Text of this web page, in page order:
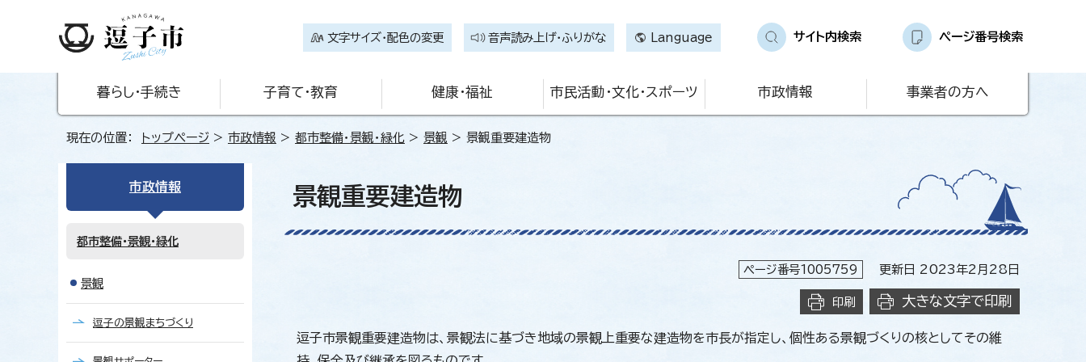
文字サイズ・配色の変更 音声読み上げ・ふりがな Language サイト内検索 ページ番号検索
暮らし・手続き 子育て・教育 健康・福祉 市民活動・文化・スポーツ 市政情報 事業者の方へ
現在の位置： トップページ > 市政情報 > 都市整備・景観・緑化 > 景観 > 景観重要建造物
景観重要建造物
ページ番号1005759 更新日 2023年2月28日
印刷 大きな文字で印刷
逗子市景観重要建造物は、景観法に基づき地域の景観上重要な建造物を市長が指定し、個性ある景観づくりの核としてその維
市政情報
都市整備・景観・緑化
景観
逗子の景観まちづくり